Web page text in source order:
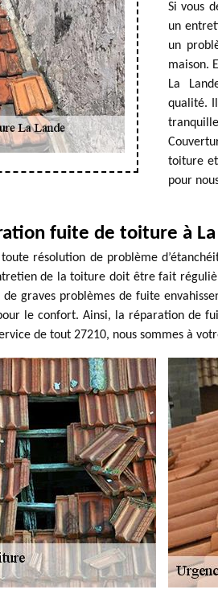
Si vous
un
un
maison.
La
qualité.
toiture et
pour
fuite de toiture à La
résolution de problème
de la toiture doit être fait
graves problèmes de fuite
le confort. Ainsi, la réparation de
de tout 27210, nous sommes à